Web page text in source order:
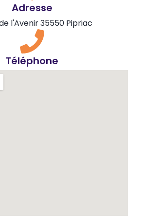
Adresse
l'Avenir 35550 Pipriac
Téléphone